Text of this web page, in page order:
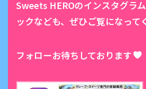
Sweets HEROのインスタグラ
ックなども、ぜひご覧になって
フォローお待ちしております